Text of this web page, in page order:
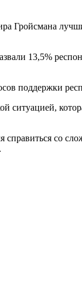
Гройсмана
13,5%
поддержки
со